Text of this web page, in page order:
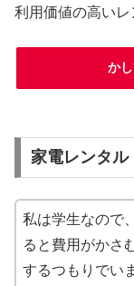
利用価値の高いレ
か
家電レンタル
私は学生なので
ると費用がかさ
するつもりでい